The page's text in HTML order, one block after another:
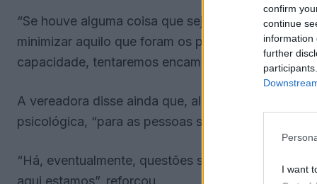
confirm
continue
information
further
I want
“Se houve alguma coisa que seja dentro do que
minimizar aquilo que foram os prejuízos. E não
capacidade, tentaremos encaminhar para quem
A vereadora disse ainda que, além de “dar uma
psicológica, “para as pessoas sentirem que não
“Há, eventualmente, questões sociais que
aqui estamos”, reforçou.